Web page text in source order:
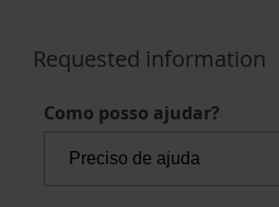
Requested information
Como posso ajudar?